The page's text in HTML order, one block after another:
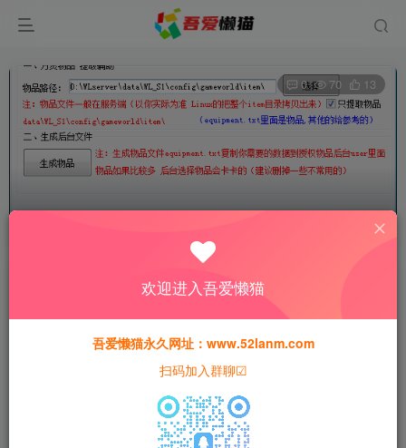
0 70 13
万灵山海之境物品提取工具
此内容为免费资源，请登录后查看
登录查看
欢迎进入吾爱懒猫
吾爱懒猫永久网址：www.52lanm.com
扫码加入群聊☑